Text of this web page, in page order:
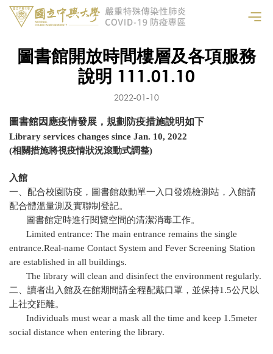
圖書館開放時間樓層及各項服務
說明 111.01.10
2022-01-10
圖書館因應疫情發展，規劃防疫措施說明如下
Library services changes since Jan. 10, 2022
(相關措施將視疫情狀況滾動式調整)
入館
一、配合校園防疫，圖書館啟動單一入口發燒檢測站，入館請
配合體溫量測及實聯制登記。
圖書館定時進行閱覽空間的清潔消毒工作。
Limited entrance: The main entrance remains the single
entrance.Real-name Contact System and Fever Screening Station
are established in all buildings.
The library will clean and disinfect the environment regularly.
二、讀者出入館及在館期間請全程配戴口罩，並保持1.5公尺以
上社交距離。
Individuals must wear a mask all the time and keep 1.5meter
social distance when entering the library.